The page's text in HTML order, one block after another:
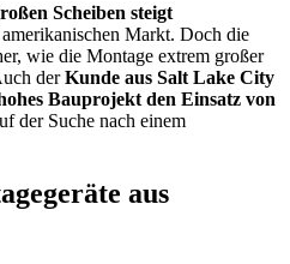
Scheiben steigt
Markt. Doch die
wie die Montage extrem großer
derKunde aus Salt Lake City
Bauprojekt den Einsatz von
der Suche nach einem
aus